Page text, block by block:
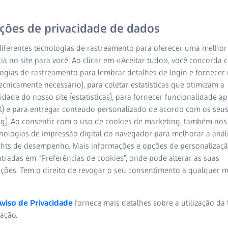
progressivas de
toda a lente, para onde
nossas lentes freeform
Consulte abaixo os
Contacte-nos
progressivas ZEISS
sofisticada até à data: lente progressiva ZEISS ClearMind.
de privacidade de dados
tecnologias de rastreamento para oferecer uma melhor
no site para você. Ao clicar em «Aceitar tudo», você concorda
de rastreamento para lembrar detalhes de login e fornecer
necessário), para coletar estatísticas que otimizam a
do nosso site (estatísticas), para fornecer funcionalidade
e para entregar conteúdo personalizado de acordo com os
Ao consentir com o uso de cookies de marketing, também
de impressão digital do navegador para melhorar a
de desempenho. Mais informações e opções de
em “Preferências de cookies”, onde pode alterar as suas
Tem o direito de revogar o seu consentimento a qualquer
de Privacidade fornece mais detalhes sobre a utilização da